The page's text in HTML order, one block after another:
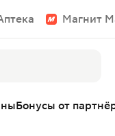
Магнит
Бонусы от